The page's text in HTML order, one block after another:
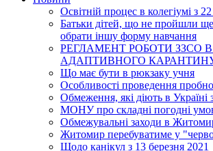
Освітній процес в колегіумі з
Батьки дітей, що не пройшли
обрати іншу форму навчання
РЕГЛАМЕНТ РОБОТИ ЗЗСО
АДАПТИВНОГО
Що має бути в рюкзаку учня
Особливості проведення
Обмеження, які діють в Україні
МОНУ про складні погодні
Обмежувальні заходи в
Житомир перебуватиме у
Щодо канікул з 13 березня 2021